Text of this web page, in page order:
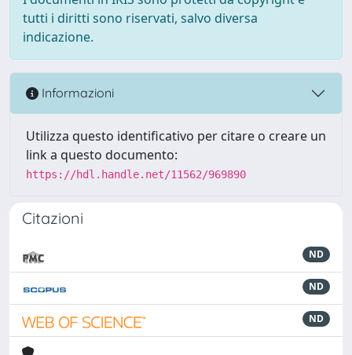
tutti i diritti sono riservati, salvo diversa
indicazione.
Informazioni
Utilizza questo identificativo per citare o creare un
link a questo documento:
https://hdl.handle.net/11562/969890
Citazioni
ND
ND
ND